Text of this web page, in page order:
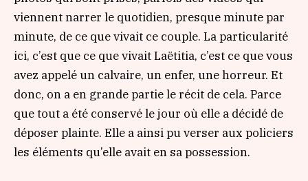
viennent narrer le quotidien, presque minute par
minute, de ce que vivait ce couple. La particularité
ici, c’est que ce que vivait Laëtitia, c’est ce que vous
avez appelé un calvaire, un enfer, une horreur. Et
donc, on a en grande partie le récit de cela. Parce
que tout a été conservé le jour où elle a décidé de
déposer plainte. Elle a ainsi pu verser aux policiers
les éléments qu’elle avait en sa possession.